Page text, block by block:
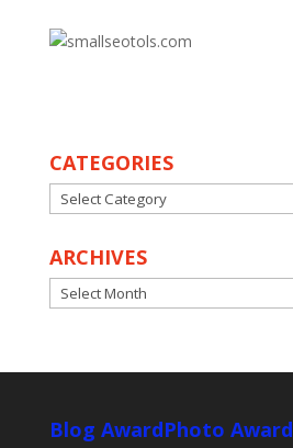
CATEGORIES
CATEGORIES
ARCHIVES
ARCHIVES
Blog AwardPhoto Award